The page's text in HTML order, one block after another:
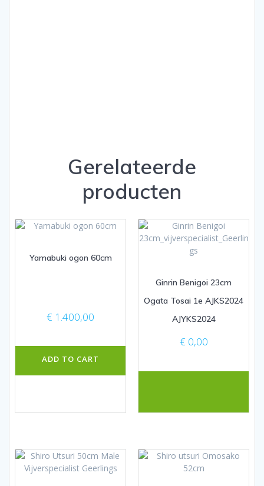
Gerelateerde
producten
Yamabuki ogon 60cm
€ 1.400,00
ADD TO CART
Ginrin Benigoi 23cm
Ogata Tosai 1e AJKS2024
AJYKS2024
€ 0,00